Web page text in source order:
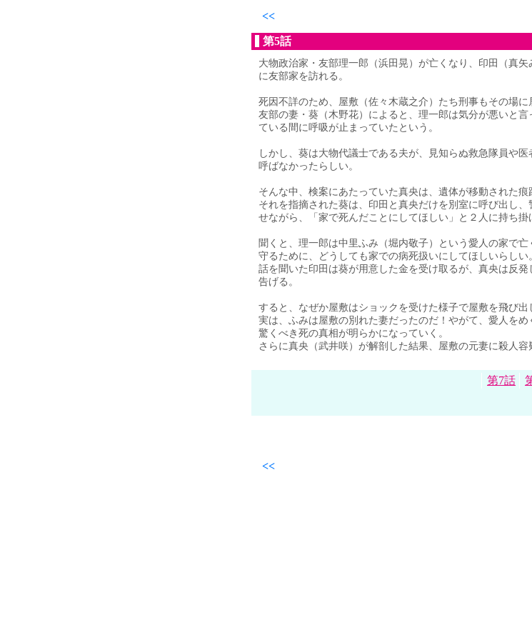
<<
第5話
大物政治家・友部理一郎（浜田晃）が亡くなり、印田（真
に友部家を訪れる。
死因不詳のため、屋敷（佐々木蔵之介）たち刑事もその場に
友部の妻・葵（木野花）によると、理一郎は気分が悪いと
ている間に呼吸が止まっていたという。
しかし、葵は大物代議士である夫が、見知らぬ救急隊員や
呼ばなかったらしい。
そんな中、検案にあたっていた真央は、遺体が移動された痕
それを指摘された葵は、印田と真央だけを別室に呼び出し
せながら、「家で死んだことにしてほしい」と２人に持ち掛
聞くと、理一郎は中里ふみ（堀内敬子）という愛人の家で
守るために、どうしても家での病死扱いにしてほしいらしい
話を聞いた印田は葵が用意した金を受け取るが、真央は反
告げる。
すると、なぜか屋敷はショックを受けた様子で屋敷を飛び出
実は、ふみは屋敷の別れた妻だったのだ！やがて、愛人を
驚くべき死の真相が明らかになっていく。
さらに真央（武井咲）が解剖した結果、屋敷の元妻に殺人
第7話
<<